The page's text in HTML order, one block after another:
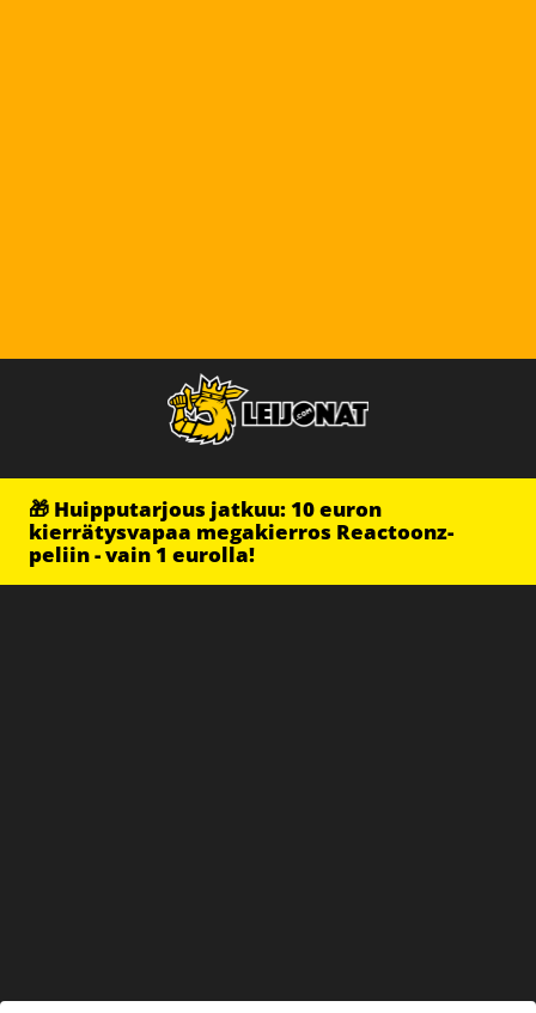
🎁 Huipputarjous jatkuu: 10 euron
kierrätysvapaa megakierros Reactoonz-
peliin - vain 1 eurolla!